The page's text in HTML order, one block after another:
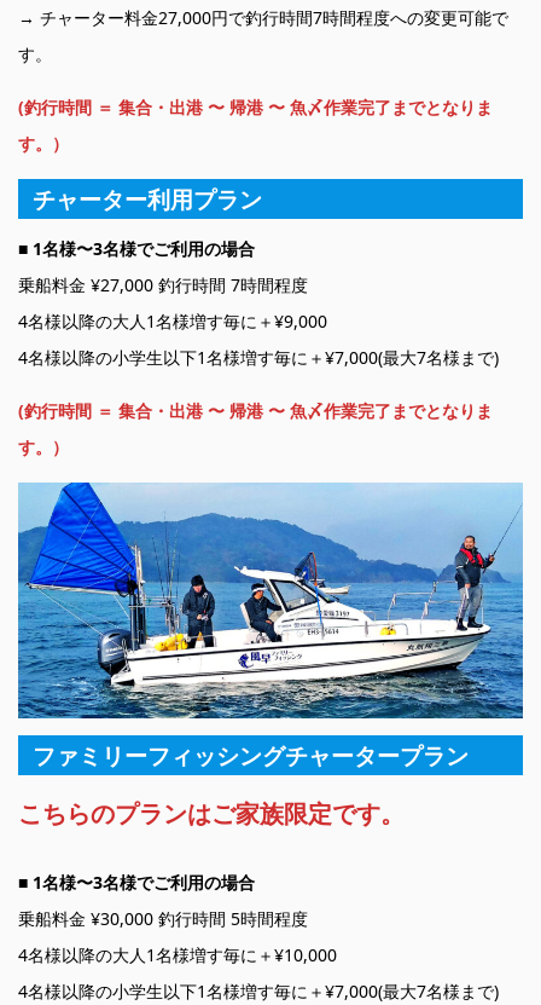
→ チャーター料金27,000円で釣行時間7時間程度への変更可能で
す。
(釣行時間 ＝ 集合・出港 〜 帰港 〜 魚〆作業完了までとなりま
す。）
チャーター利用プラン
■ 1名様〜3名様でご利用の場合
乗船料金 ¥27,000 釣行時間 7時間程度
4名様以降の大人1名様増す毎に＋¥9,000
4名様以降の小学生以下1名様増す毎に＋¥7,000(最大7名様まで)
(釣行時間 ＝ 集合・出港 〜 帰港 〜 魚〆作業完了までとなりま
す。）
ファミリーフィッシングチャータープラン
こちらのプランはご家族限定です。
■ 1名様〜3名様でご利用の場合
乗船料金 ¥30,000 釣行時間 5時間程度
4名様以降の大人1名様増す毎に＋¥10,000
4名様以降の小学生以下1名様増す毎に＋¥7,000(最大7名様まで)